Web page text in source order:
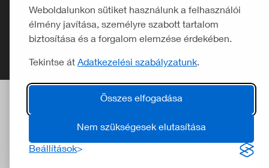
Weboldalunkon sütiket használunk a felhasználói
élmény javítása, személyre szabott tartalom
biztosítása és a forgalom elemzése érdekében.
Tekintse át Adatkezelési szabályzatunk.
Összes elfogadása
Nem szükségesek elutasítása
Beállítások